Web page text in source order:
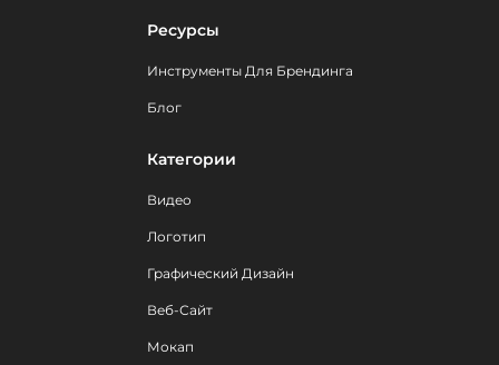
Ресурсы
Инструменты Для Брендинга
Блог
Категории
Видео
Логотип
Графический Дизайн
Веб-Сайт
Мокап